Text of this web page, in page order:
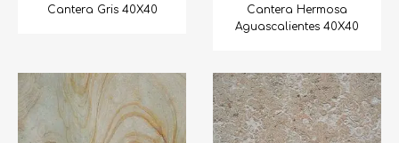
Cantera Gris 40X40
Cantera Hermosa
Aguascalientes 40X40